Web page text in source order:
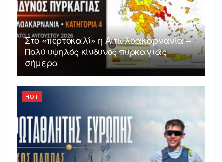
Στο «πορτοκαλί» η Αιτωλοακαρνανία –
Πολύ υψηλός κίνδυνος πυρκαγιάς
σήμερα
HOT